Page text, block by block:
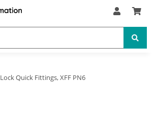
Lock Quick Fittings, XFF PN6